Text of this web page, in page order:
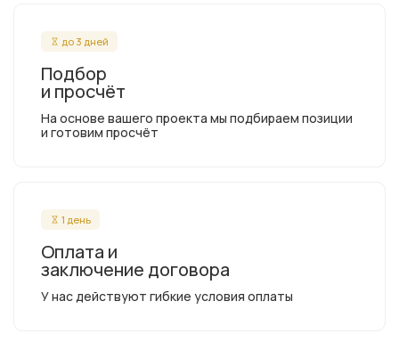
до 3 дней
Подбор
и просчёт
На основе вашего проекта мы подбираем позиции
и готовим просчёт
1 день
Оплата и
заключение договора
У нас действуют гибкие условия оплаты